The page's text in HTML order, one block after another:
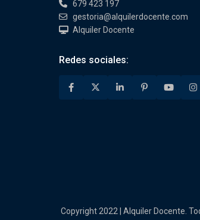
679 423 197
gestoria@alquilerdocente.com
Alquiler Docente
Redes sociales:
Copyright 2022 | Alquiler Docente.